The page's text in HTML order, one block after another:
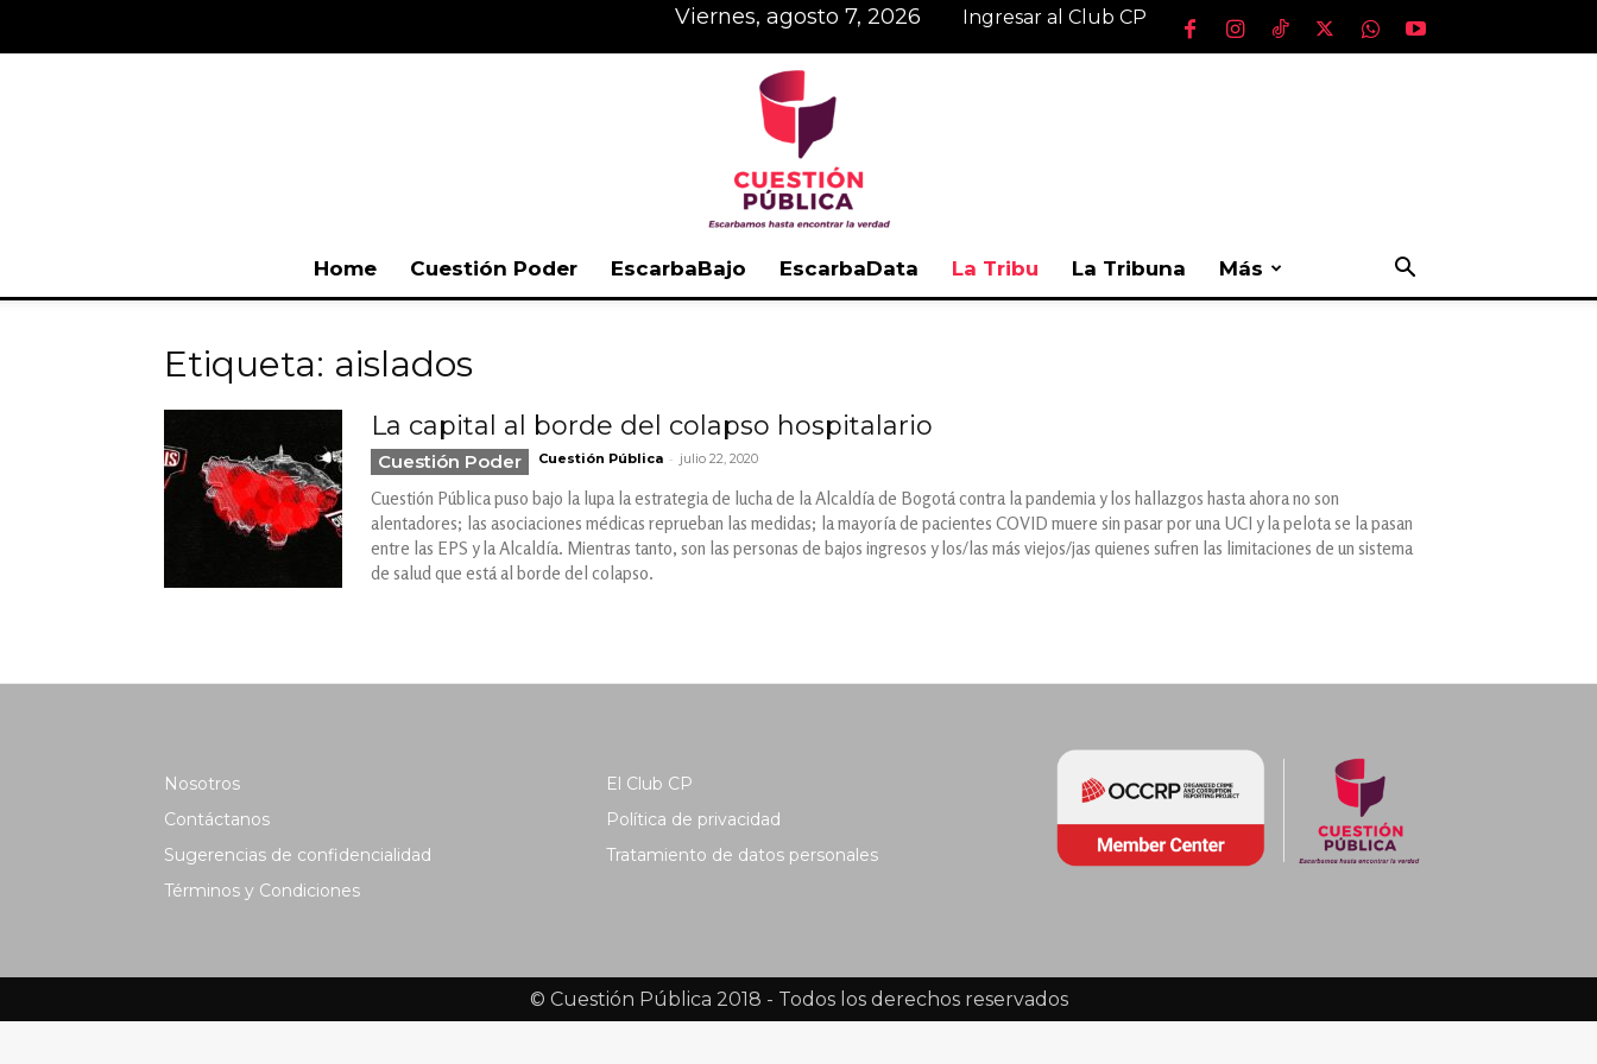
viernes, agosto 7, 2026 Ingresar al Club CP
Home Cuestión Poder EscarbaBajo EscarbaData La Tribu La Tribuna Más
Etiqueta: aislados
La capital al borde del colapso hospitalario
Cuestión Poder Cuestión Pública - julio 22, 2020
Cuestión Pública puso bajo la lupa la estrategia de lucha de la Alcaldía de Bogotá contra la pandemia y los hallazgos hasta ahora no son
alentadores; las asociaciones médicas reprueban las medidas; la mayoría de pacientes COVID muere sin pasar por una UCI y la pelota se la pasan
entre las EPS y la Alcaldía. Mientras tanto, son las personas de bajos ingresos y los/las más viejos/jas quienes sufren las limitaciones de un sistema
de salud que está al borde del colapso.
Nosotros
Contáctanos
Sugerencias de confidencialidad
Términos y Condiciones
El Club CP
Política de privacidad
Tratamiento de datos personales
© Cuestión Pública 2018 - Todos los derechos reservados